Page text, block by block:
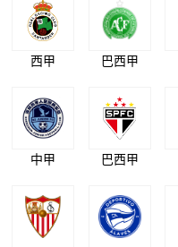
西甲 巴西甲
中甲 巴西甲